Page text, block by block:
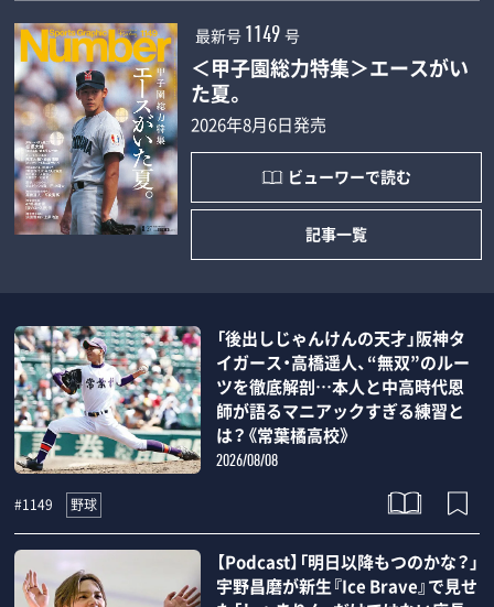
最新号 1149 号
＜甲子園総力特集＞エースがい
た夏。
2026年8月6日発売
ビューワーで読む
記事一覧
「後出しじゃんけんの天才」阪神タ
イガース・高橋遥人、“無双”のルー
ツを徹底解剖…本人と中高時代恩
師が語るマニアックすぎる練習と
は？《常葉橘高校》
2026/08/08
#1149 野球
【Podcast】「明日以降もつのかな？」
宇野昌磨が新生『Ice Brave』で見せ